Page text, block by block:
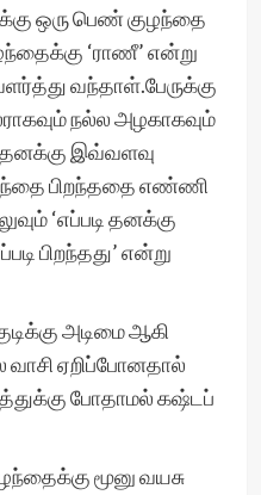
ஒரு பெண் குழந்தை
‘ராணீ’ என்று
வந்தாள்.பேருக்கு
நல்ல அழகாகவும்
தனக்கு இவ்வளவு
பிறந்ததை எண்ணி
‘எப்படி தனக்கு
பிறந்தது’ என்று
அடிமை ஆகி
வாசி ஏறிப்போனதால்
போதாமல் கஷ்டப்
மூனு வயசு